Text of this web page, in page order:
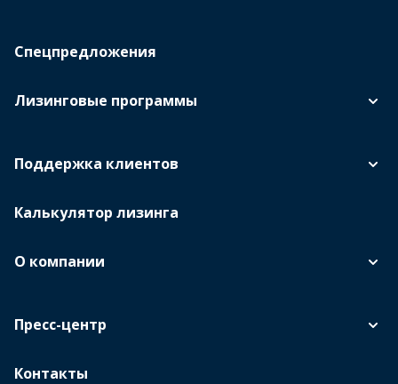
Спецпредложения
Лизинговые программы
Поддержка клиентов
Калькулятор лизинга
О компании
Пресс-центр
Контакты